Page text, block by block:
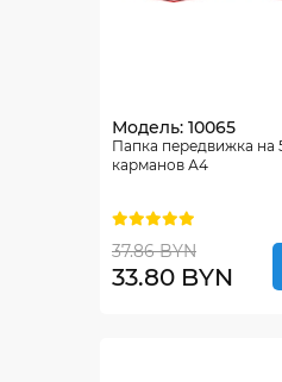
Модель: 10065
Папка передвижка на
карманов А4
37.86 BYN
33.80 BYN